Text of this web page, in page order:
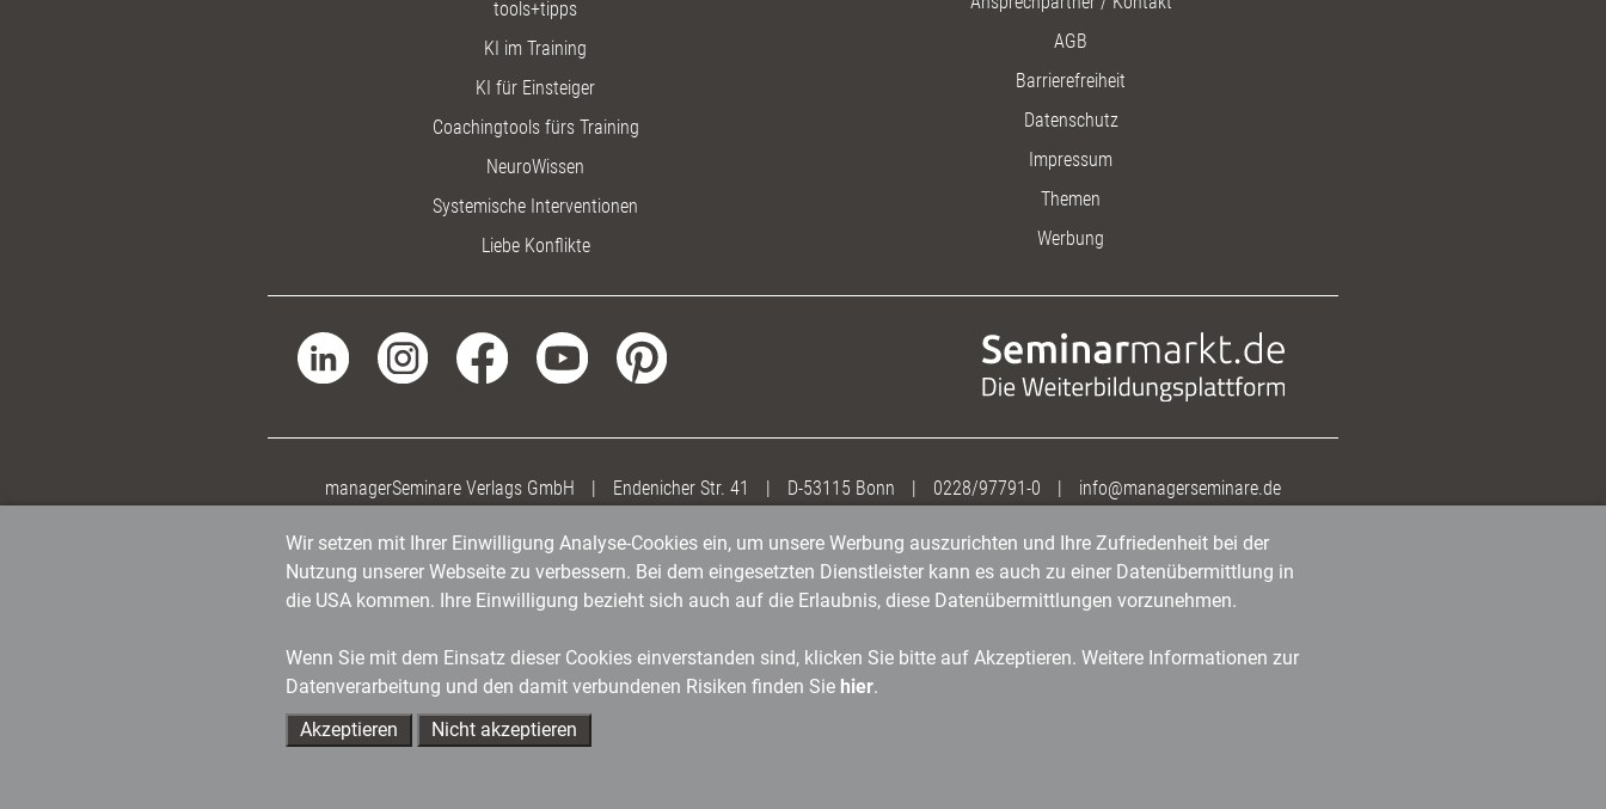
tools+tipps
KI im Training
KI für Einsteiger
Coachingtools fürs Training
NeuroWissen
Systemische Interventionen
Liebe Konflikte
AGB
Barrierefreiheit
Datenschutz
Impressum
Themen
Werbung
managerSeminare Verlags GmbH | Endenicher Str. 41 | D-53115 Bonn | 0228/97791-0 | info@managerseminare.de
Wir setzen mit Ihrer Einwilligung Analyse-Cookies ein, um unsere Werbung auszurichten und Ihre Zufriedenheit bei der
Nutzung unserer Webseite zu verbessern. Bei dem eingesetzten Dienstleister kann es auch zu einer Datenübermittlung in
die USA kommen. Ihre Einwilligung bezieht sich auch auf die Erlaubnis, diese Datenübermittlungen vorzunehmen.
Wenn Sie mit dem Einsatz dieser Cookies einverstanden sind, klicken Sie bitte auf Akzeptieren. Weitere Informationen zur
Datenverarbeitung und den damit verbundenen Risiken finden Sie hier.
Akzeptieren
Nicht akzeptieren